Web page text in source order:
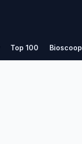
Top 100 Bioscoop